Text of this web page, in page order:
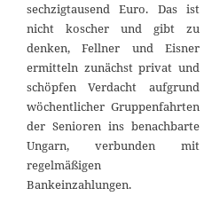
sechzigtausend Euro. Das ist
nicht koscher und gibt zu
denken, Fellner und Eisner
ermitteln zunächst privat und
schöpfen Verdacht aufgrund
wöchentlicher Gruppenfahrten
der Senioren ins benachbarte
Ungarn, verbunden mit
regelmäßigen
Bankeinzahlungen.